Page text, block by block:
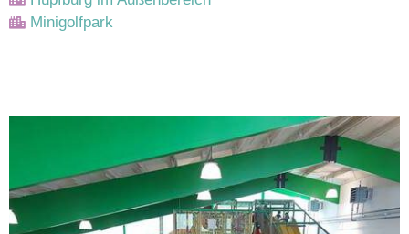
Minigolfpark